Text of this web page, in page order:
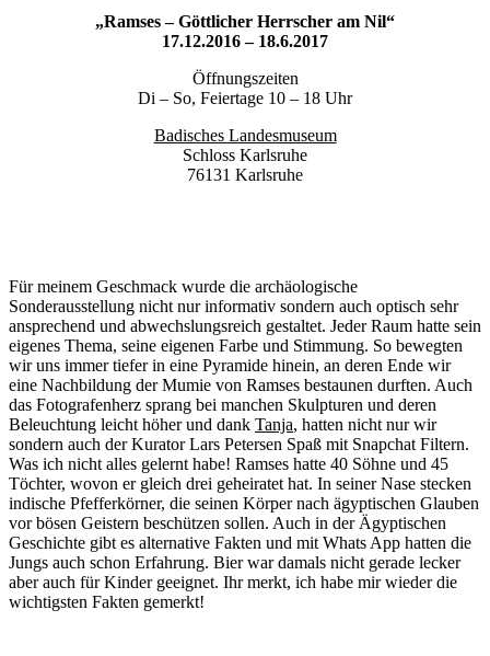
„Ramses – Göttlicher Herrscher am Nil“
17.12.2016 – 18.6.2017
Öffnungszeiten
Di – So, Feiertage 10 – 18 Uhr
Badisches Landesmuseum
Schloss Karlsruhe
76131 Karlsruhe
Für meinem Geschmack wurde die archäologische
Sonderausstellung nicht nur informativ sondern auch optisch sehr
ansprechend und abwechslungsreich gestaltet. Jeder Raum hatte sein
eigenes Thema, seine eigenen Farbe und Stimmung. So bewegten
wir uns immer tiefer in eine Pyramide hinein, an deren Ende wir
eine Nachbildung der Mumie von Ramses bestaunen durften. Auch
das Fotografenherz sprang bei manchen Skulpturen und deren
Beleuchtung leicht höher und dank Tanja, hatten nicht nur wir
sondern auch der Kurator Lars Petersen Spaß mit Snapchat Filtern.
Was ich nicht alles gelernt habe! Ramses hatte 40 Söhne und 45
Töchter, wovon er gleich drei geheiratet hat. In seiner Nase stecken
indische Pfefferkörner, die seinen Körper nach ägyptischen Glauben
vor bösen Geistern beschützen sollen. Auch in der Ägyptischen
Geschichte gibt es alternative Fakten und mit Whats App hatten die
Jungs auch schon Erfahrung. Bier war damals nicht gerade lecker
aber auch für Kinder geeignet. Ihr merkt, ich habe mir wieder die
wichtigsten Fakten gemerkt!